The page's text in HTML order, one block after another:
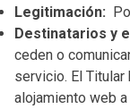
Legitimación:
Destinatarios y
ceden o
servicio. El
alojamiento web